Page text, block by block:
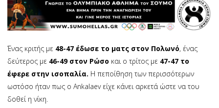
Ένας κριτής με 48-47 έδωσε το ματς στον Πολωνό, ένας
δεύτερος με 46-49 στον Ρώσο και ο τρίτος με 47-47 το
έφερε στην ισοπαλία. Η πεποίθηση των περισσότερων
ωστόσο ήταν πως ο Ankalaev είχε κάνει αρκετά ώστε να του
δοθεί η νίκη.